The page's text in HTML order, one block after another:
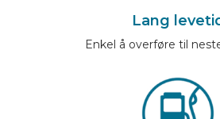
Lang
Enkel å overføre til